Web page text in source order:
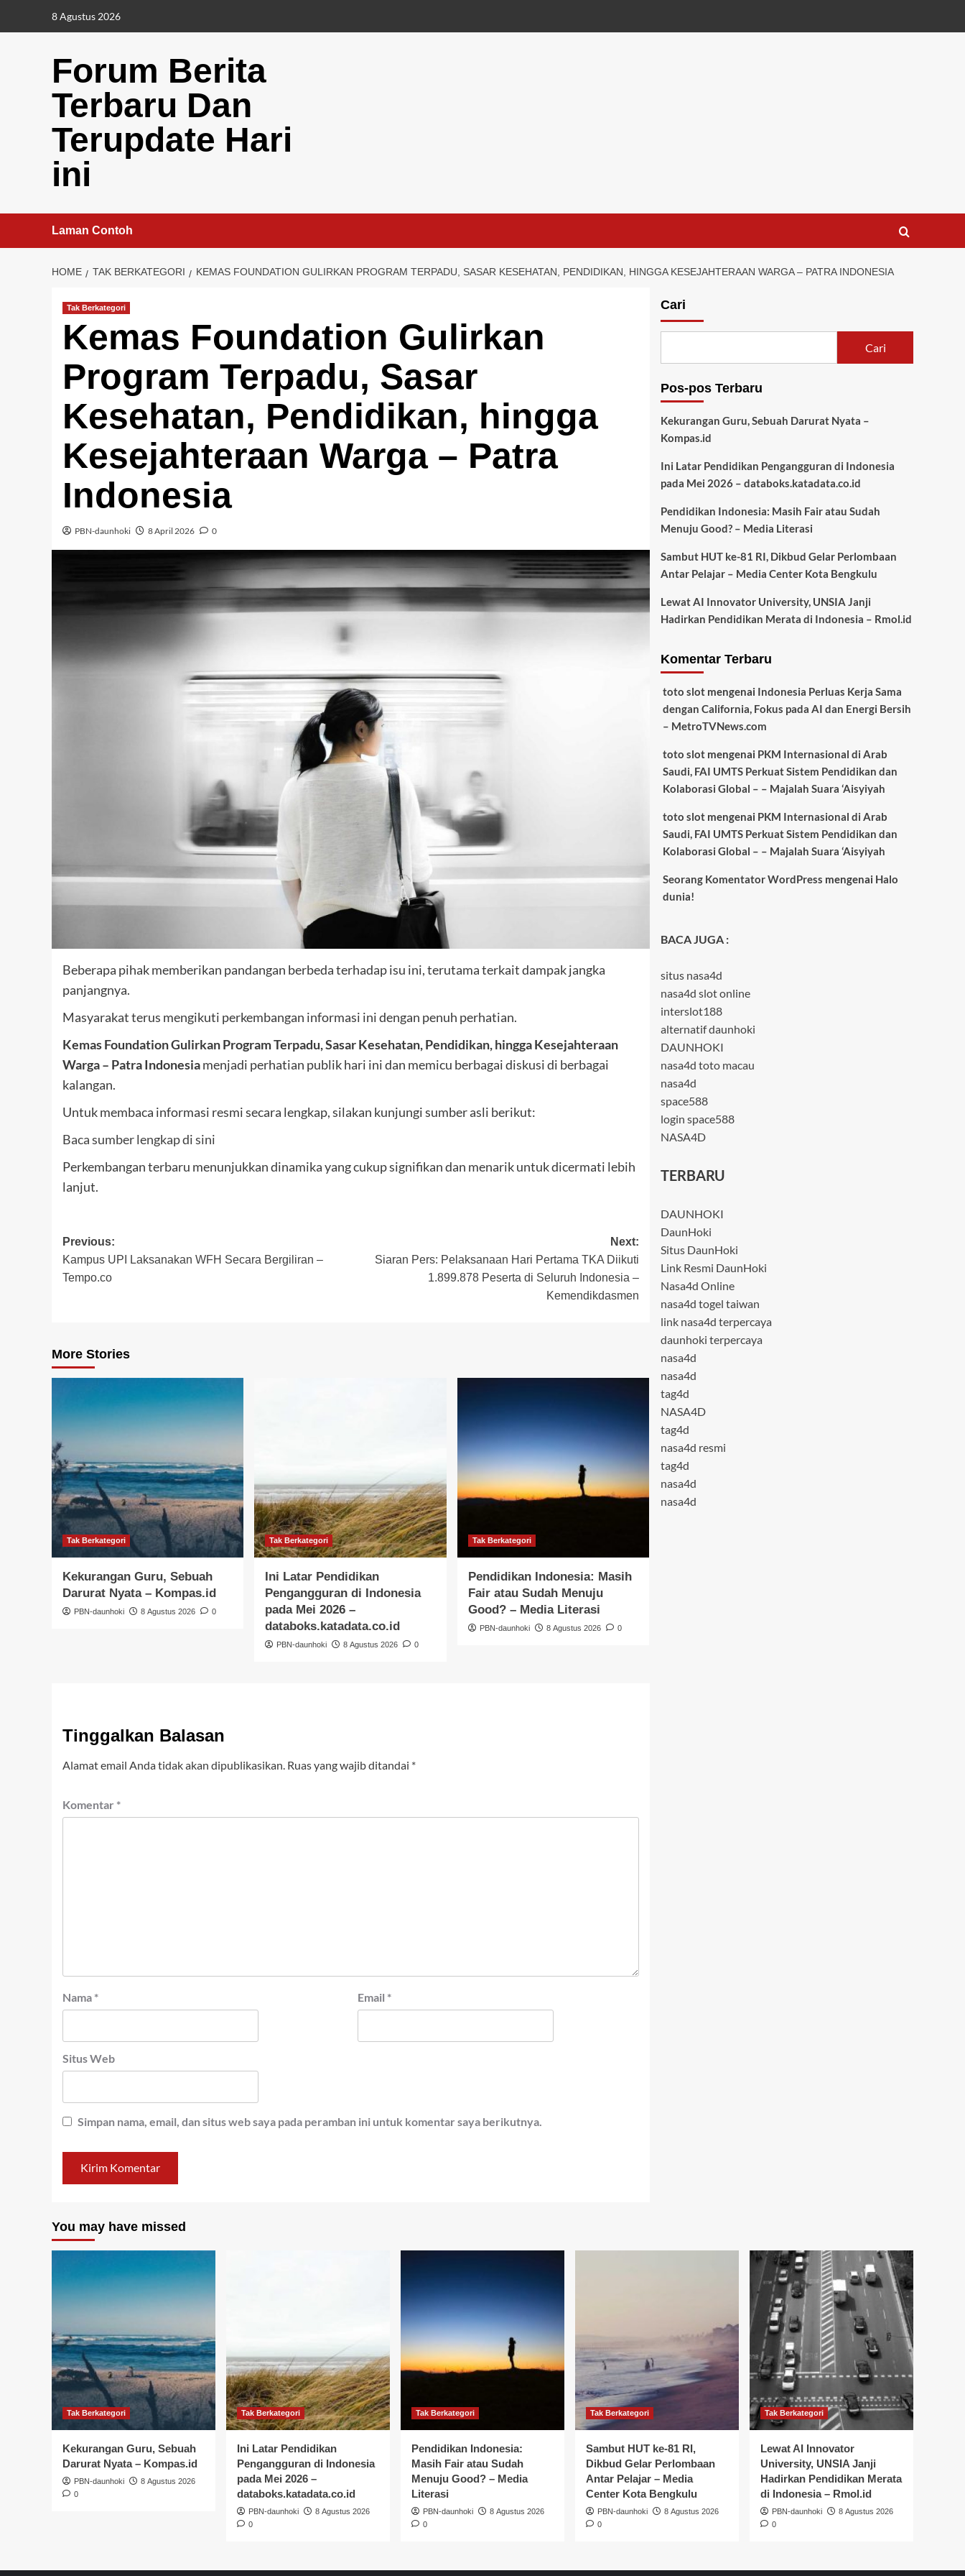
8 Agustus 2026
Forum Berita
Terbaru Dan
Terupdate Hari
ini
Laman Contoh
HOME TAK BERKATEGORI KEMAS FOUNDATION GULIRKAN PROGRAM TERPADU, SASAR KESEHATAN, PENDIDIKAN, HINGGA KESEJAHTERAAN WARGA – PATRA INDONESIA
Tak Berkategori
Kemas Foundation Gulirkan
Program Terpadu, Sasar
Kesehatan, Pendidikan, hingga
Kesejahteraan Warga – Patra
Indonesia
PBN-daunhoki 8 April 2026 0
Beberapa pihak memberikan pandangan berbeda terhadap isu ini, terutama terkait dampak jangka
panjangnya.
Masyarakat terus mengikuti perkembangan informasi ini dengan penuh perhatian.
Kemas Foundation Gulirkan Program Terpadu, Sasar Kesehatan, Pendidikan, hingga Kesejahteraan
Warga – Patra Indonesiamenjadi perhatian publik hari ini dan memicu berbagai diskusi di berbagai
kalangan.
Untuk membaca informasi resmi secara lengkap, silakan kunjungi sumber asli berikut:
Baca sumber lengkap di sini
Perkembangan terbaru menunjukkan dinamika yang cukup signifikan dan menarik untuk dicermati lebih
lanjut.
Post
navigation
Previous:
Kampus UPI Laksanakan WFH Secara Bergiliran –
Tempo.co
Next:
Siaran Pers: Pelaksanaan Hari Pertama TKA Diikuti
1.899.878 Peserta di Seluruh Indonesia –
Kemendikdasmen
More Stories
Tak Berkategori
Kekurangan Guru, Sebuah
Darurat Nyata – Kompas.id
PBN-daunhoki 8 Agustus 2026 0
Tak Berkategori
Ini Latar Pendidikan
Pengangguran di Indonesia
pada Mei 2026 –
databoks.katadata.co.id
PBN-daunhoki 8 Agustus 2026 0
Tak Berkategori
Pendidikan Indonesia: Masih
Fair atau Sudah Menuju
Good? – Media Literasi
PBN-daunhoki 8 Agustus 2026 0
Tinggalkan Balasan
Alamat email Anda tidak akan dipublikasikan. Ruas yang wajib ditandai *
Komentar *
Nama * Email *
Situs Web
Simpan nama, email, dan situs web saya pada peramban ini untuk komentar saya berikutnya.
Cari
Cari
Pos-pos Terbaru
Kekurangan Guru, Sebuah Darurat Nyata –
Kompas.id
Ini Latar Pendidikan Pengangguran di Indonesia
pada Mei 2026 – databoks.katadata.co.id
Pendidikan Indonesia: Masih Fair atau Sudah
Menuju Good? – Media Literasi
Sambut HUT ke-81 RI, Dikbud Gelar Perlombaan
Antar Pelajar – Media Center Kota Bengkulu
Lewat AI Innovator University, UNSIA Janji
Hadirkan Pendidikan Merata di Indonesia – Rmol.id
Komentar Terbaru
toto slotmengenai Indonesia Perluas Kerja Sama
dengan California, Fokus pada AI dan Energi Bersih
– MetroTVNews.com
toto slotmengenai PKM Internasional di Arab
Saudi, FAI UMTS Perkuat Sistem Pendidikan dan
Kolaborasi Global – – Majalah Suara ‘Aisyiyah
toto slotmengenai PKM Internasional di Arab
Saudi, FAI UMTS Perkuat Sistem Pendidikan dan
Kolaborasi Global – – Majalah Suara ‘Aisyiyah
Seorang Komentator WordPress mengenai Halo
dunia!
BACA JUGA :
situs nasa4d
nasa4d slot online
interslot188
alternatif daunhoki
DAUNHOKI
nasa4d toto macau
nasa4d
space588
login space588
NASA4D
TERBARU
DAUNHOKI
DaunHoki
Situs DaunHoki
Link Resmi DaunHoki
Nasa4d Online
nasa4d togel taiwan
link nasa4d terpercaya
daunhoki terpercaya
nasa4d
nasa4d
tag4d
NASA4D
tag4d
nasa4d resmi
tag4d
nasa4d
nasa4d
You may have missed
Tak Berkategori
Kekurangan Guru, Sebuah
Darurat Nyata – Kompas.id
PBN-daunhoki
8 Agustus 2026
0
Tak Berkategori
Ini Latar Pendidikan
Pengangguran di Indonesia
pada Mei 2026 –
databoks.katadata.co.id
PBN-daunhoki
8 Agustus 2026
0
Tak Berkategori
Pendidikan Indonesia:
Masih Fair atau Sudah
Menuju Good? – Media
Literasi
PBN-daunhoki
8 Agustus 2026
0
Tak Berkategori
Sambut HUT ke-81 RI,
Dikbud Gelar Perlombaan
Antar Pelajar – Media
Center Kota Bengkulu
PBN-daunhoki
8 Agustus 2026
0
Tak Berkategori
Lewat AI Innovator
University, UNSIA Janji
Hadirkan Pendidikan Merata
di Indonesia – Rmol.id
PBN-daunhoki
8 Agustus 2026
0